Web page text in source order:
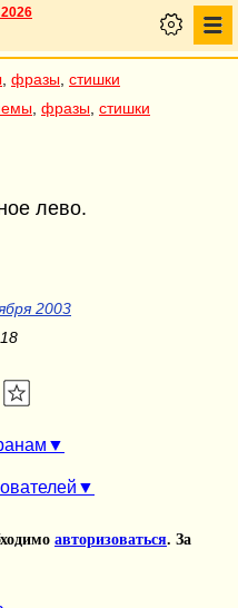
фразы стишки
фразы стишки
лево.
2003
авторизоваться. За